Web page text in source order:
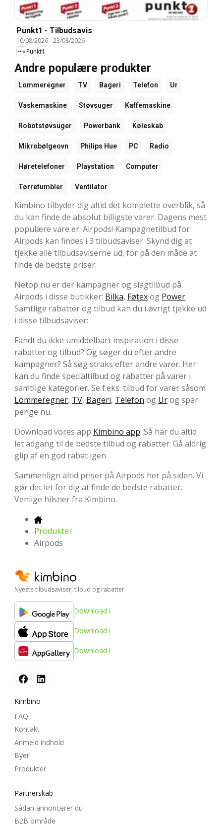
Punkt1 - Tilbudsavis
10/08/2026-23/08/2026
Punkt1
Andre populære produkter
Lommeregner TV Bageri Telefon Ur
Vaskemaskine Støvsuger Kaffemaskine
Robotstøvsuger Powerbank Køleskab
Mikrobølgeovn Philips Hue PC Radio
Høretelefoner Playstation Computer
Tørretumbler Ventilator
Kimbino tilbyder dig altid det komplette overblik, så
du kan finde de absolut billigste varer. Dagens mest
populære vare er: Airpods! Kampagnetilbud for
Airpods kan findes i 3 tilbudsaviser. Skynd dig at
tjekke alle tilbudsaviserne ud, for på den måde at
finde de bedste priser.
Netop nu er der kampagner og slagtilbud på
Airpods i disse butikker: Bilka, Føtexog Power.
Samtlige rabatter og tilbud kan du i øvrigt tjekke ud
i disse tilbudsaviser:
Fandt du ikke umiddelbart inspiration i disse
rabatter og tilbud? Og søger du efter andre
kampagner? Så søg straks efter andre varer. Her
kan du finde specialtilbud og rabatter på varer i
samtlige kategorier. Se f.eks. tilbud for varer såsom
Lommeregner, TV, Bageri, Telefon og Urog spar
penge nu.
Download vores app Kimbino app. Så har du altid
let adgang til de bedste tilbud og rabatter. Gå aldrig
glip af en god rabat igen.
Sammenlign altid priser på Airpods her på siden. Vi
gør det let for dig at finde de bedste rabatter.
Venlige hilsner fra Kimbino.
Produkter
Airpods
Nyeste tilbudsaviser, tilbud og rabatter
Download i
Download i
Download i
Kimbino
FAQ
Kontakt
Anmeld indhold
Byer
Produkter
Partnerskab
Sådan annoncerer du
B2B område